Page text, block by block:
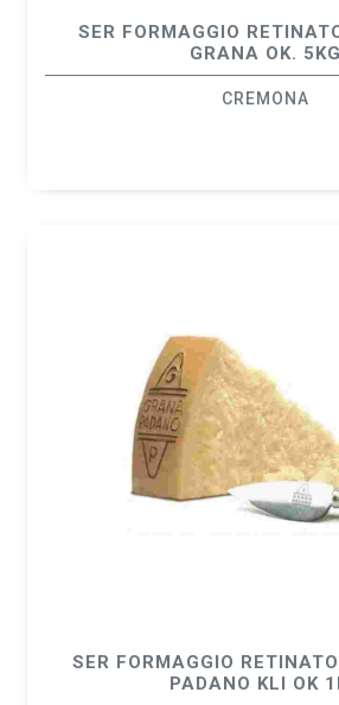
SER FORMAGGIO
GRANA OK. 5KG
CREMONA
SER FORMAGGIO
PADANO KLI OK